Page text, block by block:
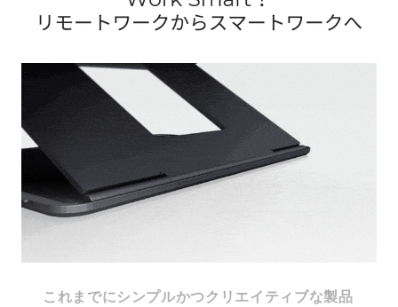
これまでにシンプルかつクリエイティブな製品